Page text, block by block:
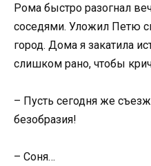
Рома быстро разогнал
соседями. Уложил Петю
город. Дома я закатила
слишком рано, чтобы
– Пусть сегодня же
безобразия!
– Соня…